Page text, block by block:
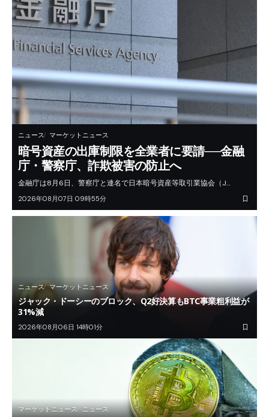
ニュース マーケットニュース
暗号資産の出庫制限を全業者に要請──金融
庁・警察庁、詐欺被害の防止へ
金融庁は8月6日、警察庁と連名で日本暗号資産等取引業協会（J…
2026年08月07日 09時55分
ニュース マーケットニュース
ジャック・ドーシーのブロック、Q2好決算もBTC事業粗利益が
31%減
2026年08月06日 14時01分
マーケットニュース ニュース